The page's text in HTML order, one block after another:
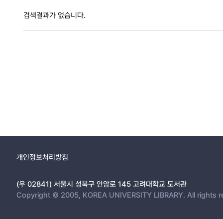
검색결과가 없습니다.
개인정보처리방침
(우 02841) 서울시 성북구 안암로 145 고려대학교 도서관
Copyright © 2005, KOREA UNIVERSITY LIBRARY. All rights